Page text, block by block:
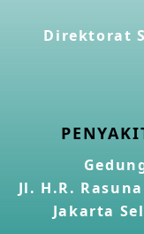
Direktorat
Jl. H.R.
Jakarta